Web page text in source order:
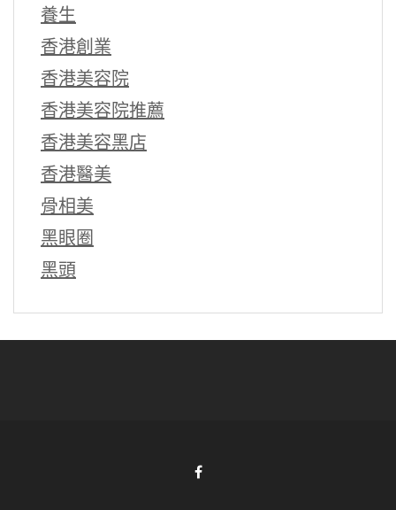
養生
香港創業
香港美容院
香港美容院推薦
香港美容黑店
香港醫美
骨相美
黑眼圈
黑頭